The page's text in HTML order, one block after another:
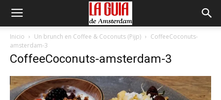
Inicio Un brunch en Coffee & Coconuts (Pijp)
CoffeeCoconuts-
amsterdam-3
CoffeeCoconuts-amsterdam-3